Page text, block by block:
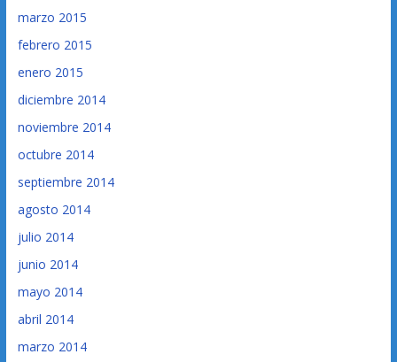
marzo 2015
febrero 2015
enero 2015
diciembre 2014
noviembre 2014
octubre 2014
septiembre 2014
agosto 2014
julio 2014
junio 2014
mayo 2014
abril 2014
marzo 2014